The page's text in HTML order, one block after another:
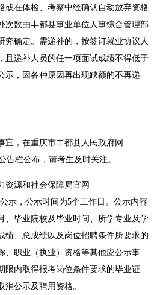
或在体检、考察中经确认自动放弃资格
次数由丰都县事业单位人事综合管理部
究确定。需递补的，按签订就业协议人
且递补人员的任一项面试成绩不得低于
示，因各种原因再出现缺额的不再递
宜，在重庆市丰都县人民政府网
告栏公布，请考生及时关注。
资源和社会保障局官网
公示，公示时间为5个工作日。公示内容
、毕业院校及毕业时间、所学专业及学
绩、总成绩以及岗位招聘条件所要求的
、职业（执业）资格等其他应公示事
限内取得报考岗位条件要求的毕业证
公示及聘用资格。